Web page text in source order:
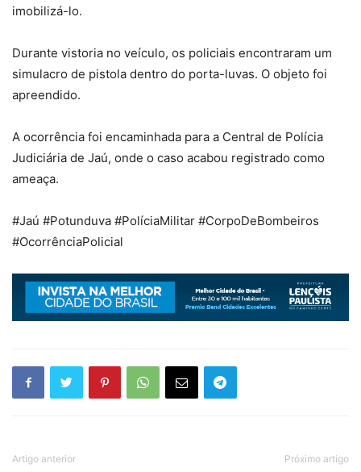
imobilizá-lo.
Durante vistoria no veículo, os policiais encontraram um
simulacro de pistola dentro do porta-luvas. O objeto foi
apreendido.
A ocorrência foi encaminhada para a Central de Polícia
Judiciária de Jaú, onde o caso acabou registrado como
ameaça.
#Jaú #Potunduva #PolíciaMilitar #CorpoDeBombeiros
#OcorrênciaPolicial
Artigo anterior Próximo artigo